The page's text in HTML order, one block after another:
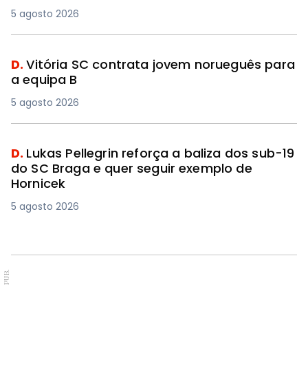
5 agosto 2026
D.Vitória SC contrata jovem norueguês para
a equipa B
5 agosto 2026
D. Lukas Pellegrin reforça a baliza dos sub-19
do SC Braga e quer seguir exemplo de
Hornicek
5 agosto 2026
PUB.